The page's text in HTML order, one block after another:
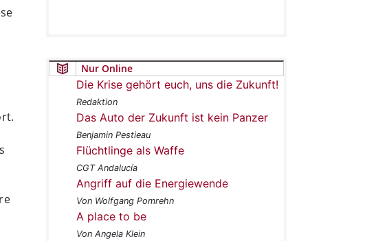
Nur Online
Die Krise gehört euch, uns die Zukunft!
Redaktion
Das Auto der Zukunft ist kein Panzer
Benjamin Pestieau
Flüchtlinge als Waffe
CGT Andalucía
Angriff auf die Energiewende
Von Wolfgang Pomrehn
A place to be
Von Angela Klein